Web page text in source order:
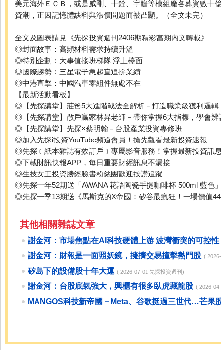
美元海外ＥＣＢ，或是威剛、十銓、宇瞻等模組廠各募資數十
資潮，正因記憶體缺料與漲價問題而被凸顯。（全文未完）
全文及圖表請見《先探投資週刊2406期精彩當期內文轉載》
◎封面故事：高頻材料需求持續升溫
◎特別企劃：大事值接班梯隊 浮上檯面
◎國際趨勢：三星電子急起直追拚業績
◎中港直擊：中國汽車零組件無處不在
【最新活動看板】
◎【先探講堂】莊爸5大進階戰法全解析－打造職業級獲利邏輯
◎【先探講堂】散戶贏家林昇老師－帶你掌握6大指標，學會辨
◎【先探講堂】先探×蔡明翰－台股產業投資專修班
◎加入先探i投資YouTube頻道會員！搶先觀看最新投資速報
◎先探﹝紙本雜誌有效訂戶﹞專屬影音服務！掌握最新投資訊
◎下載財訊快報APP，每日重要財經訊息不漏接
◎生技女王投資勝經臉書粉絲團歡迎按讚追蹤
◎先探一年52期送「AWANA 花語陶瓷手提咖啡杯 500ml 藍色
◎先探一季13期送《馬斯克的X帝國：矽谷最瘋狂！一場價值
其他相關雜誌文章
謝金河：市場焦點在AI科技硬體上游 波灣衝突的可控性
謝金河：財報是一面照妖鏡，擁擠交易撞擊熱門股 (
矽島下的設備股十年大運 ( 2026-07-01 先探投資週刊)
謝金河：台股底氣強大，興櫃有很多臥虎藏龍股 ( 2026-
MANGOS科技新帝國－Meta、谷歌挺過三世代…芒果